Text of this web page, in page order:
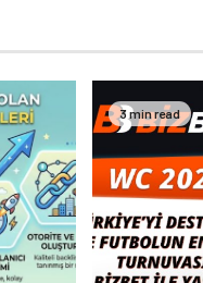
3 min read